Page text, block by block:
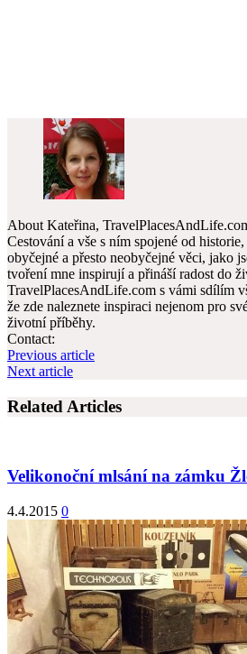
About Kateřina,
Cestování a vše s ním spojené od
obyčejné a přesto neobyčejné věci, jako
tvoření mne inspirují a přináší radost do
TravelPlacesAndLife.com s vámi sdílím
že zde naleznete inspiraci nejenom pro
životní příběhy.
Contact:
Previous article
Next article
Related Articles
Velikonoční mlsání na zámku
4.4.2015 0